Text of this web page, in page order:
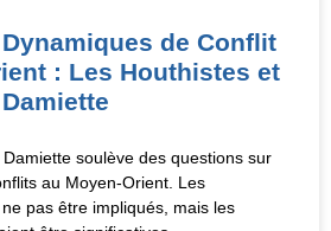
de Conflit
: Les Houthistes et
Damiette soulève des questions sur
au Moyen-Orient. Les
pas être impliqués, mais les